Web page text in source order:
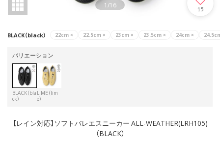
1/16 15
BLACK（black） 22cm × 22.5cm × 23cm × 23.5cm × 24cm ×
バリエーション
BLACK（bla
ck）
LIME（lim
e）
【レイン対応】ソフトバレエスニーカー ALL-WEATHER(LRH105)
（BLACK）